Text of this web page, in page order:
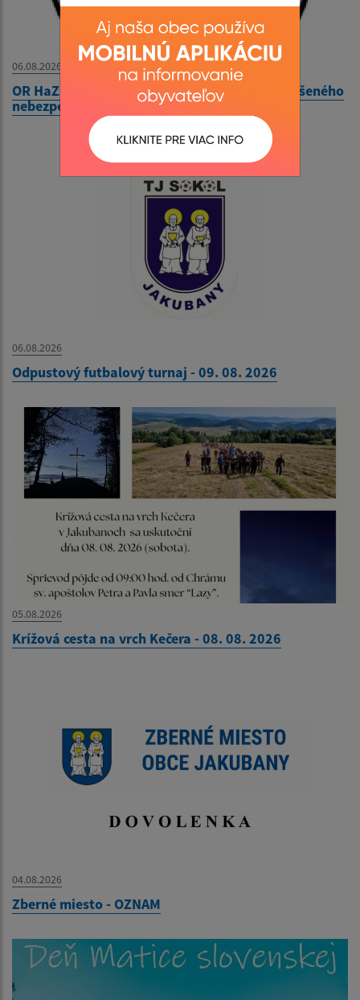
06.08.2026
OR HaZZ Stará Ľubovňa - Vyhlásenie času zvýšeného
nebezpečenstva vzniku požiaru
06.08.2026
Odpustový futbalový turnaj - 09. 08. 2026
05.08.2026
Krížová cesta na vrch Kečera - 08. 08. 2026
04.08.2026
Zberné miesto - OZNAM